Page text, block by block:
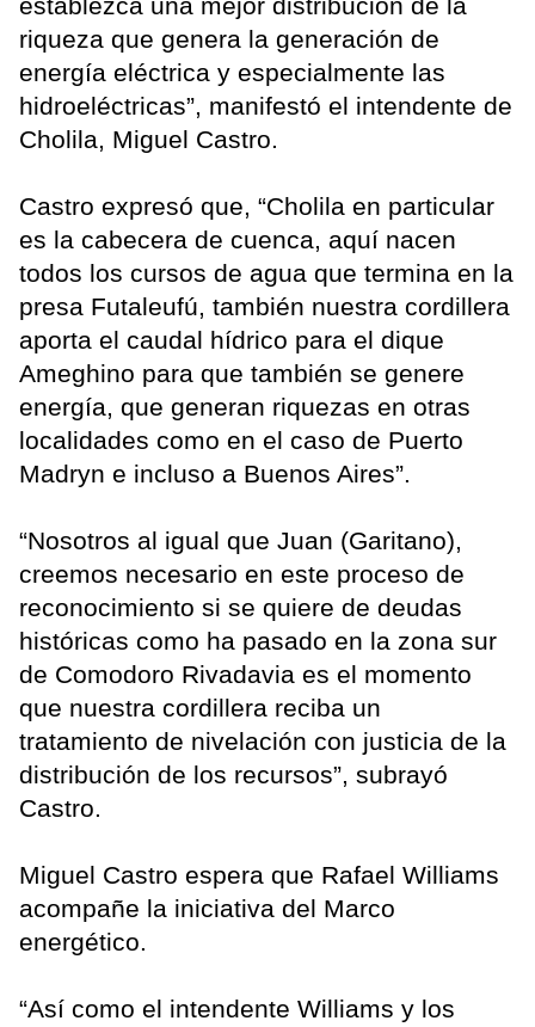
establezca una mejor distribución de la
riqueza que genera la generación de
energía eléctrica y especialmente las
hidroeléctricas”, manifestó el intendente de
Cholila, Miguel Castro.
Castro expresó que, “Cholila en particular
es la cabecera de cuenca, aquí nacen
todos los cursos de agua que termina en la
presa Futaleufú, también nuestra cordillera
aporta el caudal hídrico para el dique
Ameghino para que también se genere
energía, que generan riquezas en otras
localidades como en el caso de Puerto
Madryn e incluso a Buenos Aires”.
“Nosotros al igual que Juan (Garitano),
creemos necesario en este proceso de
reconocimiento si se quiere de deudas
históricas como ha pasado en la zona sur
de Comodoro Rivadavia es el momento
que nuestra cordillera reciba un
tratamiento de nivelación con justicia de la
distribución de los recursos”, subrayó
Castro.
Miguel Castro espera que Rafael Williams
acompañe la iniciativa del Marco
energético.
“Así como el intendente Williams y los